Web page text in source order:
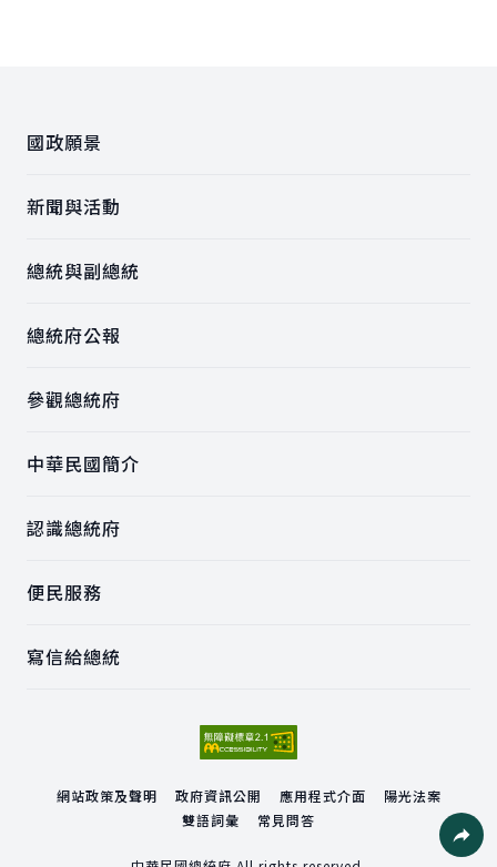
國政願景
新聞與活動
總統與副總統
總統府公報
參觀總統府
中華民國簡介
認識總統府
便民服務
寫信給總統
網站政策及聲明 政府資訊公開 應用程式介面
陽光法案
雙語詞彙
常見問答